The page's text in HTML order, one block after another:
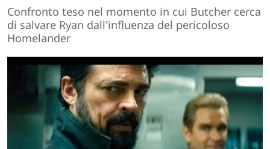
Confronto teso nel momento in cui Butcher cerca
di salvare Ryan dall'influenza del pericoloso
Homelander